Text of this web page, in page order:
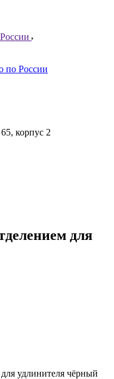
по России
корпус 2
для
удлинителя чёрный